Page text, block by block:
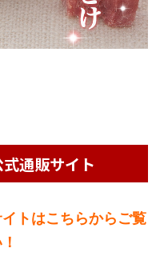
式通販サイト
トはこちらからご覧
！